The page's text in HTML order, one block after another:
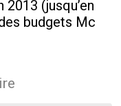
(jusqu’en
budgets Mc